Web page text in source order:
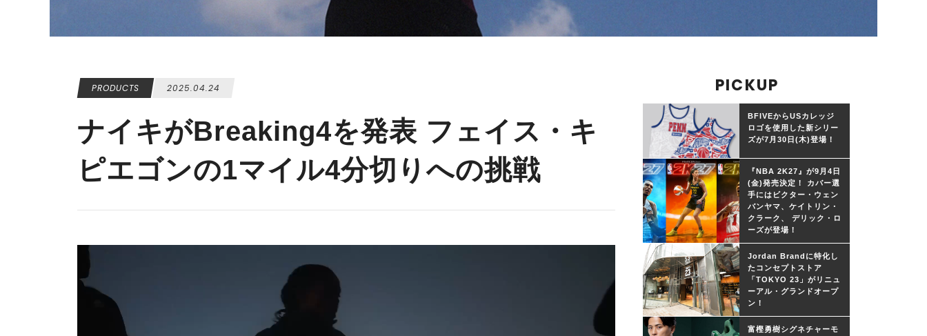
PRODUCTS 2025.04.24
ナイキがBreaking4を発表 フェイス・キ
ピエゴンの1マイル4分切りへの挑戦
画
PICKUP
BFIVEからUSカレッジ
ロゴを使用した新シリー
ズが7月30日(木)登場！
『NBA 2K27』が9月4日
(金)発売決定！ カバー選
手にはビクター・ウェン
バンヤマ、ケイトリン・
クラーク、 デリック・ロ
ーズが登場！
Jordan Brandに特化し
たコンセプトストア
「TOKYO 23」がリニュ
ーアル・グランドオープ
ン！
富樫勇樹シグネチャーモ